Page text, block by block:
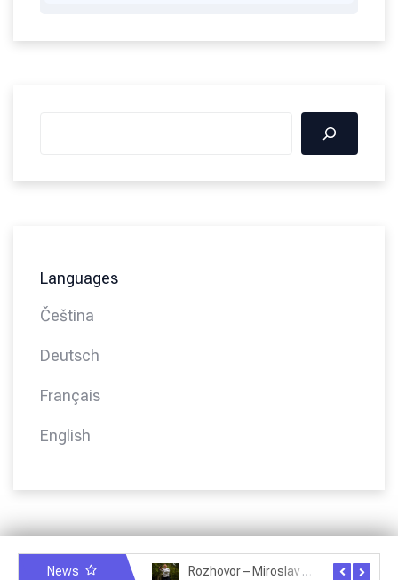
Languages
Čeština
Deutsch
Français
English
News Rozhovor – Miroslav Šmíd – 22.3.2025